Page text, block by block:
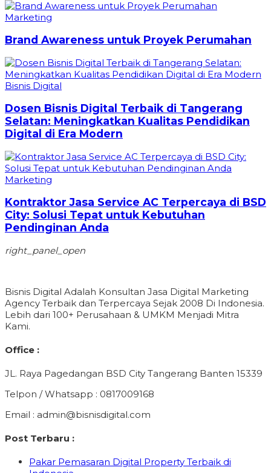
Marketing
Brand Awareness untuk Proyek Perumahan
Bisnis Digital
Dosen Bisnis Digital Terbaik di Tangerang
Selatan: Meningkatkan Kualitas Pendidikan
Digital di Era Modern
Marketing
Kontraktor Jasa Service AC Terpercaya di BSD
City: Solusi Tepat untuk Kebutuhan
Pendinginan Anda
right_panel_open
Bisnis Digital Adalah Konsultan Jasa Digital Marketing
Agency Terbaik dan Terpercaya Sejak 2008 Di Indonesia.
Lebih dari 100+ Perusahaan & UMKM Menjadi Mitra
Kami.
Office :
JL. Raya Pagedangan BSD City Tangerang Banten 15339
Telpon / Whatsapp : 0817009168
Email : admin@bisnisdigital.com
Post Terbaru :
Pakar Pemasaran Digital Property Terbaik di